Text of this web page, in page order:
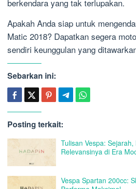
berkendara yang tak terlupakan.
Apakah Anda siap untuk
Matic 2018? Dapatkan segera
sendiri keunggulan yang
Sebarkan ini:
Posting terkait:
Tulisan Vespa:
Relevansinya di Era
Vespa Spartan 200cc: